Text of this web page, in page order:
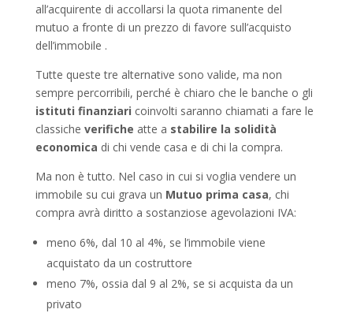
all’acquirente di accollarsi la quota rimanente del
mutuo a fronte di un prezzo di favore sull’acquisto
dell’immobile .
Tutte queste tre alternative sono valide, ma non
sempre percorribili, perché è chiaro che le banche o gli
istituti finanziari coinvolti saranno chiamati a fare le
classiche verifiche atte a stabilire la solidità
economica di chi vende casa e di chi la compra.
Ma non è tutto. Nel caso in cui si voglia vendere un
immobile su cui grava un Mutuo prima casa, chi
compra avrà diritto a sostanziose agevolazioni IVA:
meno 6%, dal 10 al 4%, se l’immobile viene
acquistato da un costruttore
meno 7%, ossia dal 9 al 2%, se si acquista da un
privato